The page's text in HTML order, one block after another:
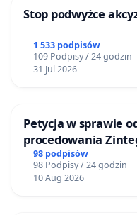
Stop podwyżce
1 533 podpisów
109 Podpisy / 24 godzin
31 Jul 2026
Petycja w sprawie
procedowania
Inwestycyjnych
„Myślenice –
98 podpisów
98 Podpisy / 24 godzin
10 Aug 2026